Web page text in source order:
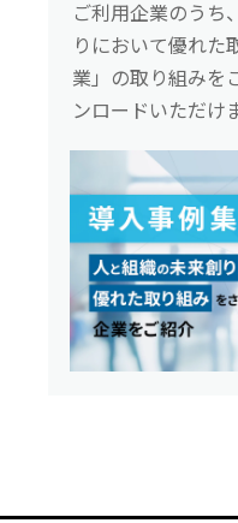
ご利用企業のうち
りにおいて優れた
業」の取り組みを
ンロードいただけ